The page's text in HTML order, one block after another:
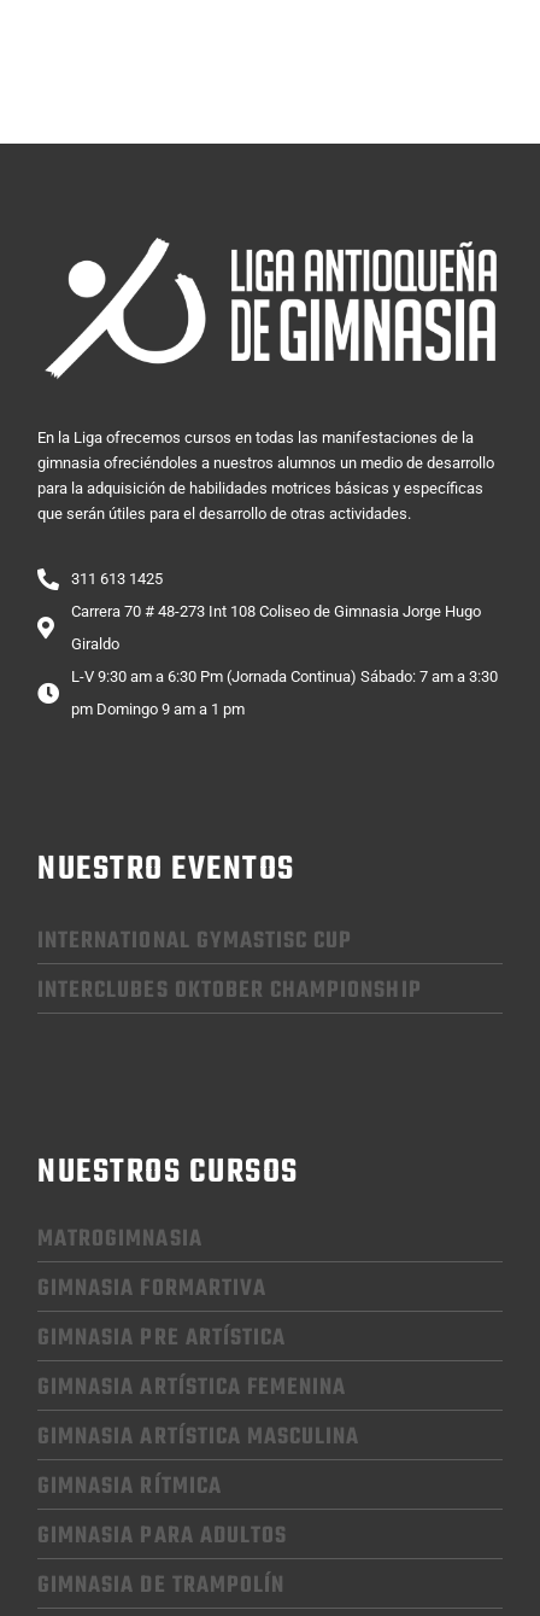
En la Liga ofrecemos cursos en todas las manifestaciones de la
gimnasia ofreciéndoles a nuestros alumnos un medio de desarrollo
para la adquisición de habilidades motrices básicas y específicas
que serán útiles para el desarrollo de otras actividades.
311 613 1425
Carrera 70 # 48-273 Int 108 Coliseo de Gimnasia Jorge Hugo
Giraldo
L-V 9:30 am a 6:30 Pm (Jornada Continua) Sábado: 7 am a 3:30
pm Domingo 9 am a 1 pm
NUESTRO EVENTOS
INTERNATIONAL GYMASTISC CUP
INTERCLUBES OKTOBER CHAMPIONSHIP
NUESTROS CURSOS
MATROGIMNASIA
GIMNASIA FORMARTIVA
GIMNASIA PRE ARTÍSTICA
GIMNASIA ARTÍSTICA FEMENINA
GIMNASIA ARTÍSTICA MASCULINA
GIMNASIA RÍTMICA
GIMNASIA PARA ADULTOS
GIMNASIA DE TRAMPOLÍN